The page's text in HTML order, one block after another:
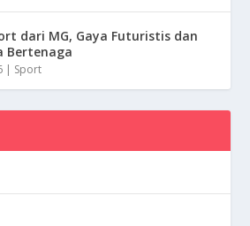
dari MG, Gaya Futuristis dan
Bertenaga
| Sport